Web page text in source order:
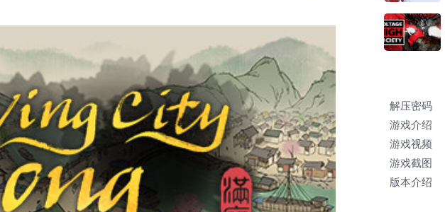
解压密码
游戏介绍
游戏视频
游戏截图
版本介绍